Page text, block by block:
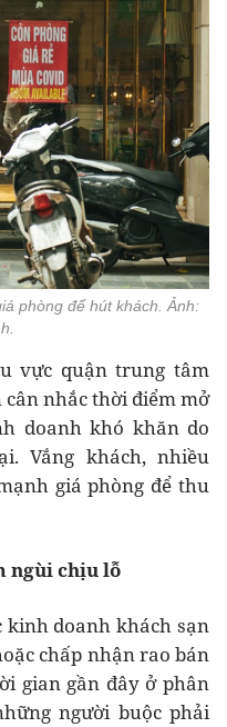
phòng để hút khách. Ảnh:
vực quận trung tâm
nhắc thời điểm mở
doanh khó khăn do
Vắng khách, nhiều
giá phòng để thu
ngùi chịu lỗ
doanh khách sạn
chấp nhận rao bán
gian gần đây ở phân
người buộc phải